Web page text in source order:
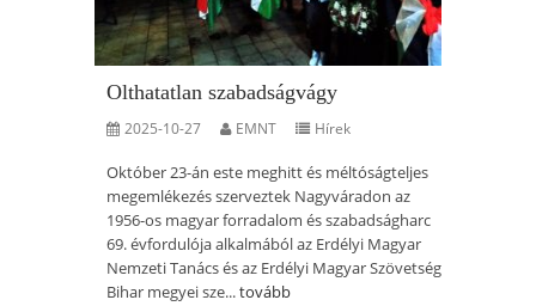
Olthatatlan szabadságvágy
2025-10-27 EMNT Hírek
Október 23-án este meghitt és méltóságteljes
megemlékezés szerveztek Nagyváradon az
1956-os magyar forradalom és szabadságharc
69. évfordulója alkalmából az Erdélyi Magyar
Nemzeti Tanács és az Erdélyi Magyar Szövetség
Bihar megyei sze...tovább